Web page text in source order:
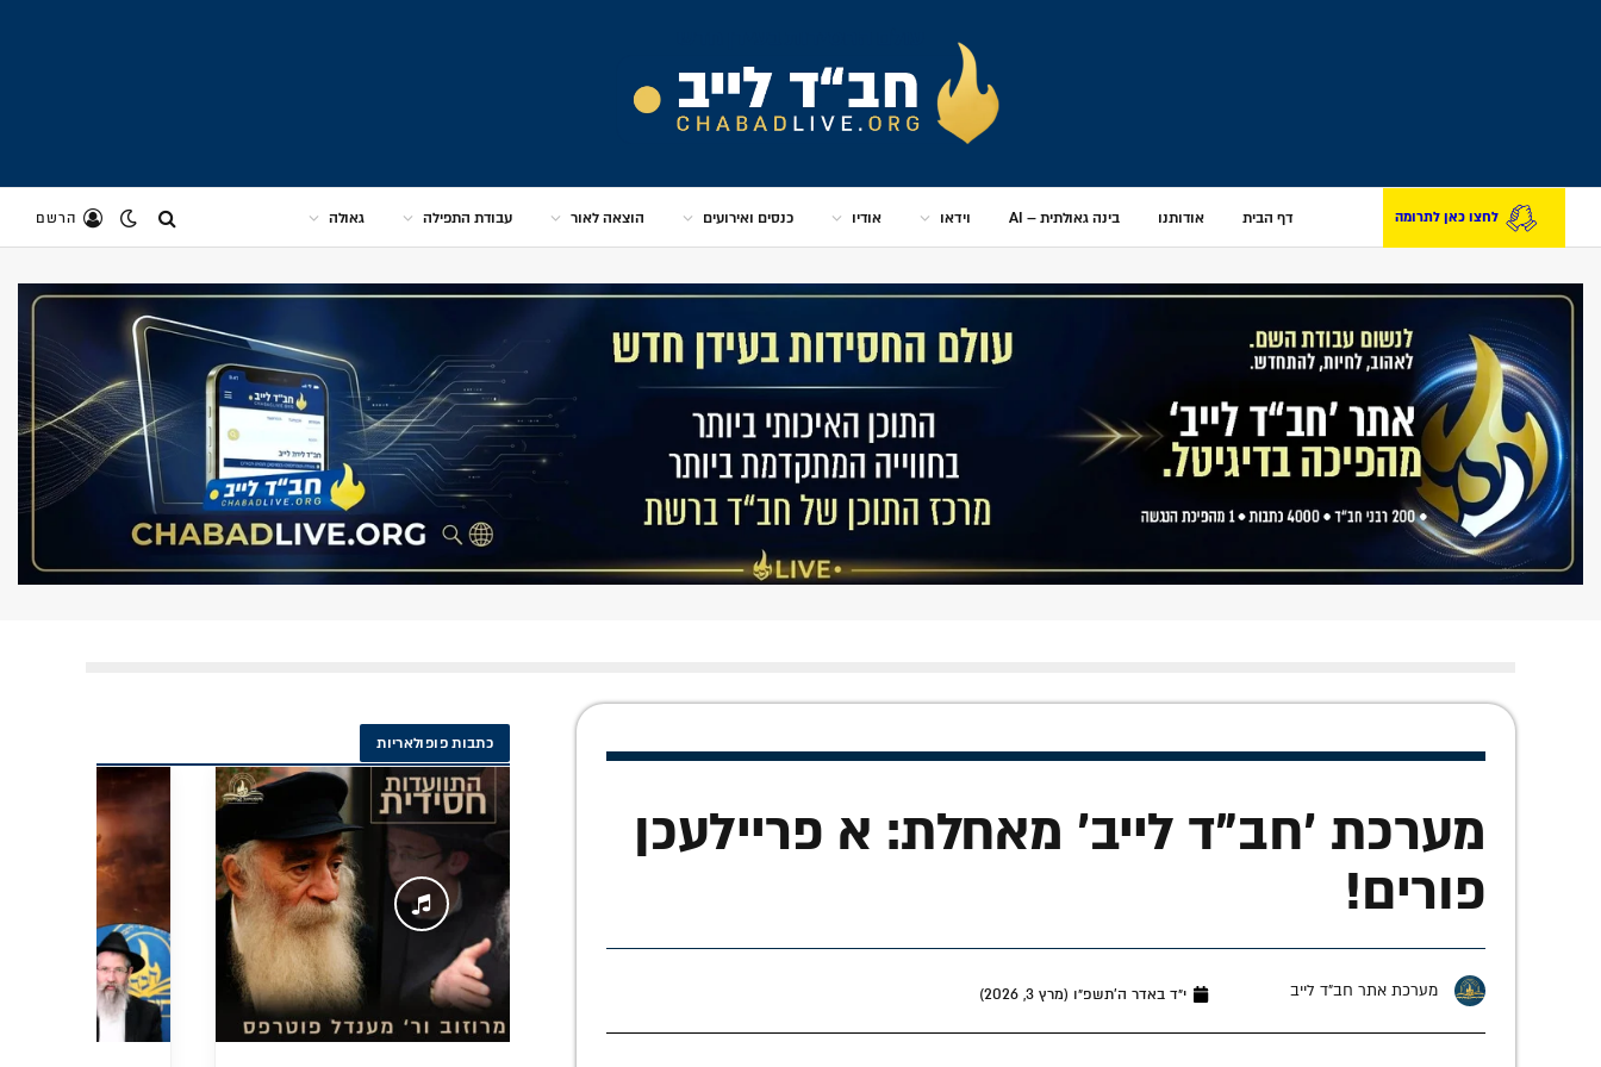
לחצו כאן לתרומה דף הבית אודותנו בינה גאולתית – AI וידאו אודיו כנסים ואירועים הוצאה לאור עבודת התפילה גאולה הרשם
מערכת 'חב"ד לייב' מאחלת: א פריילעכן
פורים!
מערכת אתר חב"ד לייב י״ד באדר ה׳תשפ״ו (מרץ 3, 2026)
כתבות פופולאריות